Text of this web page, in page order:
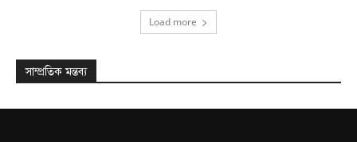
Load more
সাম্প্রতিক মন্তব্য